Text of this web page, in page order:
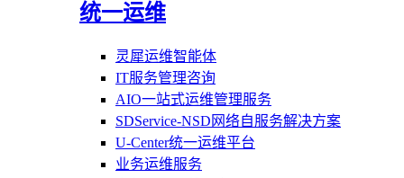
统一运维
灵犀运维智能体
IT服务管理咨询
AIO一站式运维管理服务
SDService-NSD网络自服务解决方案
U-Center统一运维平台
业务运维服务